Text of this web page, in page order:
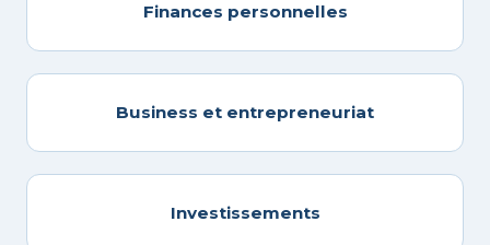
Finances personnelles
Business et entrepreneuriat
Investissements